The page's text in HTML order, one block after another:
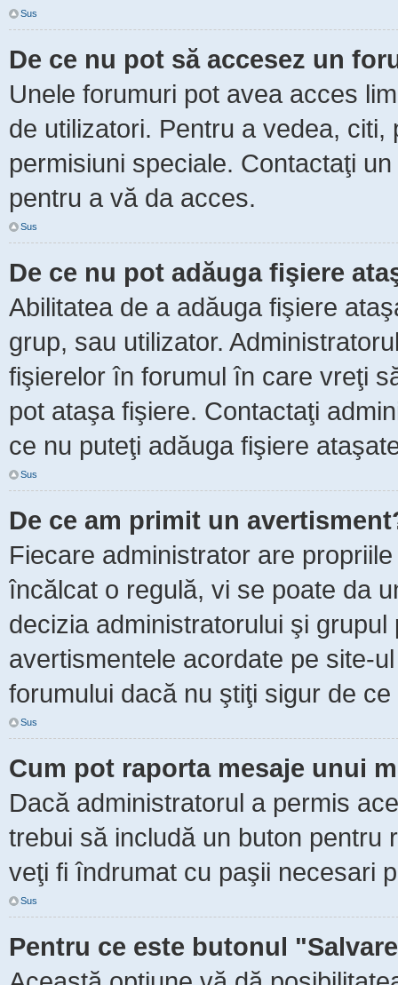
Sus
De ce nu pot să accesez un
Unele forumuri pot avea acces
de utilizatori. Pentru a vedea,
permisiuni speciale. Contactaţi
pentru a vă da acces.
Sus
De ce nu pot adăuga fişiere
Abilitatea de a adăuga fişiere
grup, sau utilizator.
fişierelor în forumul în care vreţi
pot ataşa fişiere. Contactaţi
ce nu puteţi adăuga fişiere
Sus
De ce am primit un
Fiecare administrator are
încălcat o regulă, vi se poate da
decizia administratorului şi
avertismentele acordate pe site-
forumului dacă nu ştiţi sigur de
Sus
Cum pot raporta mesaje unui
Dacă administratorul a permis
trebui să includă un buton pentru
veţi fi îndrumat cu paşii necesari
Sus
Pentru ce este butonul